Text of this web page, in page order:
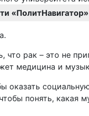
что рак – это не
медицина и
оказать
понять,